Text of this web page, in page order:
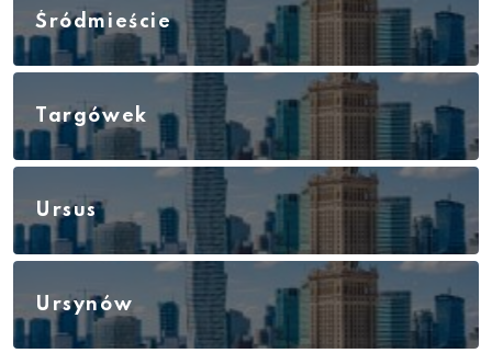
Śródmieście
Targówek
Ursus
Ursynów